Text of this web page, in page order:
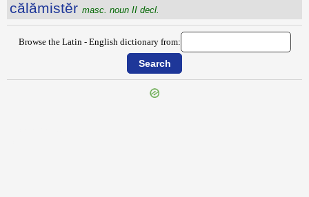
călămistĕr masc. noun II decl.
Browse the Latin - English dictionary from: